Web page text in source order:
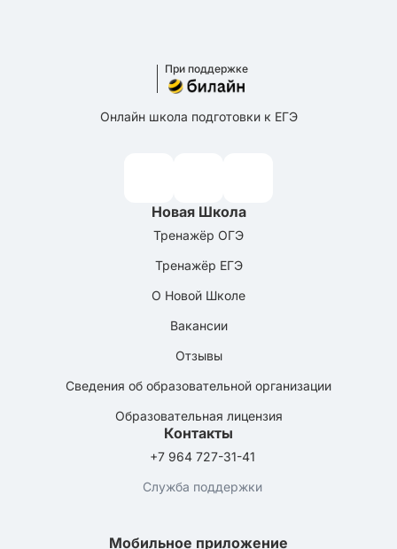
При поддержке
Онлайн школа подготовки к ЕГЭ
Новая Школа
Тренажёр ОГЭ
Тренажёр ЕГЭ
О Новой Школе
Вакансии
Отзывы
Сведения об образовательной организации
Образовательная лицензия
Контакты
+7 964 727-31-41
Служба поддержки
Мобильное приложение